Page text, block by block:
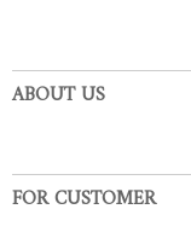
ABOUT US
FOR CUSTOMER